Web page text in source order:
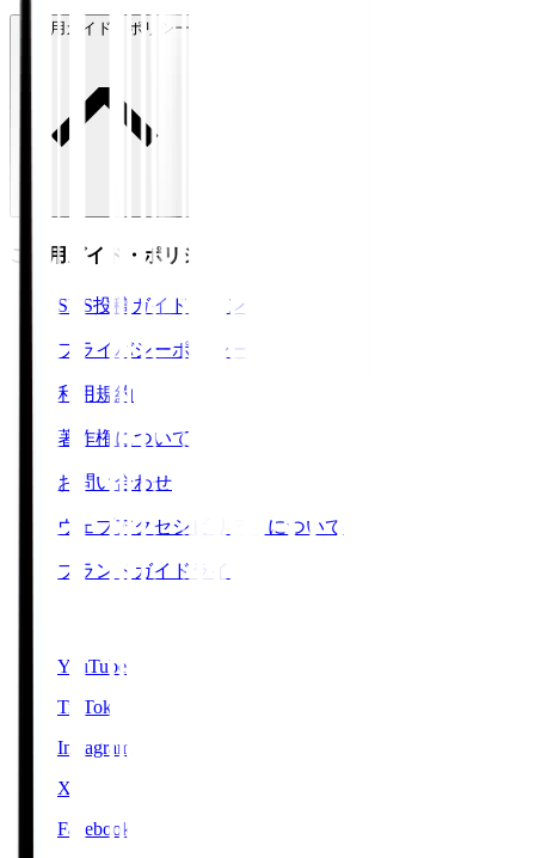
ご利用ガイド・ポリシー
ご利用ガイド・ポリシー
SNS投稿ガイドライン
プライバシーポリシー
利用規約
著作権について
お問い合わせ
ウェブアクセシビリティについて
ブランドガイドライン
YouTube
TikTok
Instagram
X
Facebook